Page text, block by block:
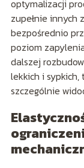
optymalizacji
zupełnie innych
bezpośrednio
poziom
dalszej
lekkich i
szczególnie